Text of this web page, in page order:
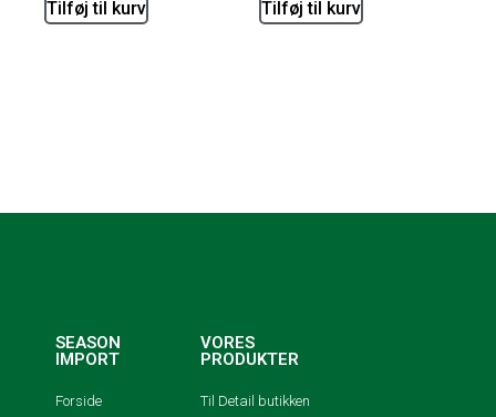
Tilføj til kurv Tilføj til kurv
SEASON
IMPORT
Forside
VORES
PRODUKTER
Til Detail butikken